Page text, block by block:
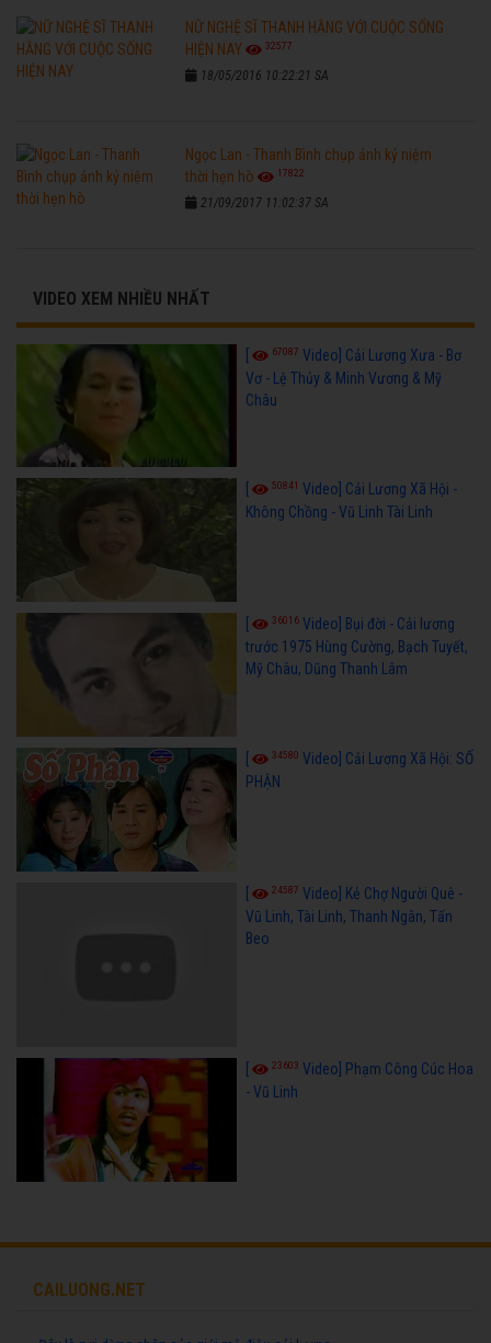
NỮ NGHỆ SĨ THANH HẰNG VỚI CUỘC SỐNG
HIỆN NAY
32577
18/05/2016 10:22:21 SA
Ngọc Lan - Thanh Bình chụp ảnh kỷ niệm
thời hẹn hò
17822
21/09/2017 11:02:37 SA
VIDEO XEM NHIỀU NHẤT
[ 67087 Video] Cải Lương Xưa - Bơ
Vơ - Lệ Thủy & Minh Vương & Mỹ
Châu
50841
Video] Cải Lương Xã Hội -
Không Chồng - Vũ Linh Tài Linh
36016 Video] Bụi đời - Cải lương
trước 1975 Hùng Cường, Bạch Tuyết,
Mỹ Châu, Dũng Thanh Lâm
34580 Video] Cải Lương Xã Hội: SỐ
PHẬN
24587 Video] Kẻ Chợ Người Quê -
Vũ Linh, Tài Linh, Thanh Ngân, Tấn
Beo
23603 Video] Phạm Công Cúc Hoa
- Vũ Linh
CAILUONG.NET